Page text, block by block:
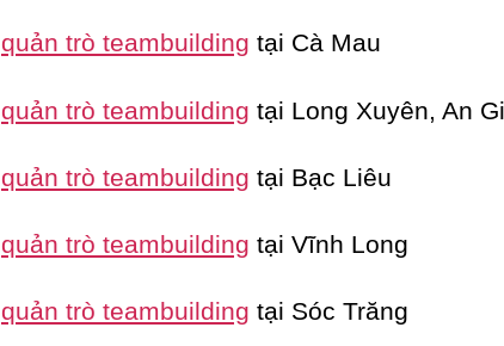
quản trò teambuilding tại Cà Mau
quản trò teambuilding tại Long Xuyên, An
quản trò teambuilding tại Bạc Liêu
quản trò teambuilding tại Vĩnh Long
quản trò teambuilding tại Sóc Trăng